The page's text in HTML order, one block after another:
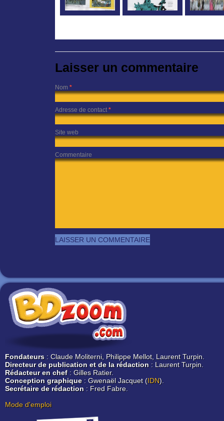
Laisser un commentaire
Nom *
Adresse de contact *
Site web
Commentaire
Fondateurs : Claude Moliterni, Philippe Mellot, Laurent Turpin.
Directeur de publication et de la rédaction : Laurent Turpin.
Rédacteur en chef: Gilles Ratier.
Conception graphique: Gwenaël Jacquet (IDN).
Secrétaire de rédaction : Fred Fabre.
Mode d'emploi